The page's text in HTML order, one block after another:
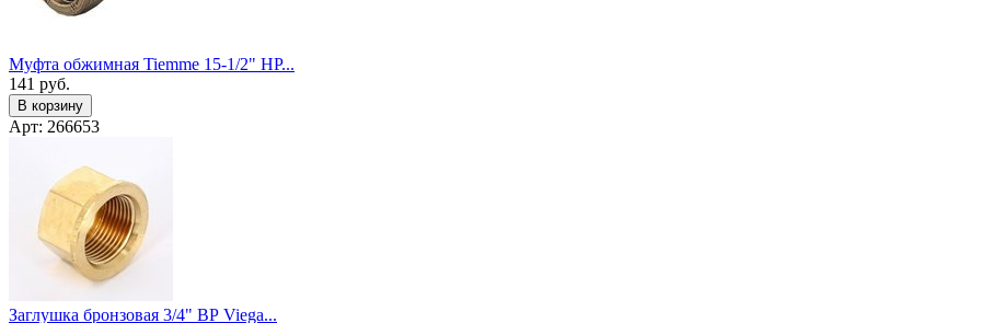
Муфта обжимная Tiemme 15-1/2" НР...
141 руб.
В корзину
Арт: 266653
Заглушка бронзовая 3/4" ВР Viega...